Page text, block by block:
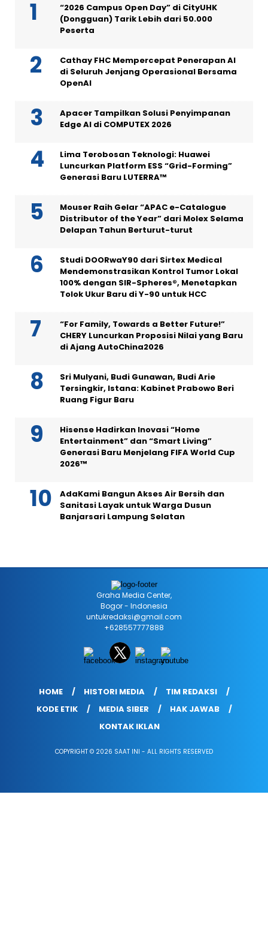
“2026 Campus Open Day” di CityUHK
(Dongguan) Tarik Lebih dari 50.000
Peserta
Cathay FHC Mempercepat Penerapan AI
di Seluruh Jenjang Operasional Bersama
OpenAI
Apacer Tampilkan Solusi Penyimpanan
Edge AI di COMPUTEX 2026
Lima Terobosan Teknologi: Huawei
Luncurkan Platform ESS “Grid-Forming”
Generasi Baru LUTERRA™
Mouser Raih Gelar “APAC e-Catalogue
Distributor of the Year” dari Molex Selama
Delapan Tahun Berturut-turut
Studi DOORwaY90 dari Sirtex Medical
Mendemonstrasikan Kontrol Tumor Lokal
100% dengan SIR-Spheres®, Menetapkan
Tolok Ukur Baru di Y-90 untuk HCC
“For Family, Towards a Better Future!”
CHERY Luncurkan Proposisi Nilai yang Baru
di Ajang AutoChina2026
Sri Mulyani, Budi Gunawan, Budi Arie
Tersingkir, Istana: Kabinet Prabowo Beri
Ruang Figur Baru
Hisense Hadirkan Inovasi “Home
Entertainment” dan “Smart Living”
Generasi Baru Menjelang FIFA World Cup
2026™
AdaKami Bangun Akses Air Bersih dan
Sanitasi Layak untuk Warga Dusun
Banjarsari Lampung Selatan
Graha Media Center,
Bogor - Indonesia
untukredaksi@gmail.com
+628557777888
HOME HISTORI MEDIA
TIM REDAKSI
KODE ETIK
MEDIA SIBER
HAK JAWAB
KONTAK IKLAN
COPYRIGHT © 2026 SAAT INI - ALL RIGHTS RESERVED